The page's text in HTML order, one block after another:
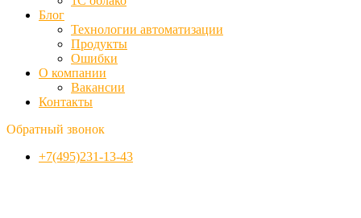
Блог
Технологии автоматизации
Продукты
Ошибки
О компании
Вакансии
Контакты
Обратный звонок
+7(495)231-13-43